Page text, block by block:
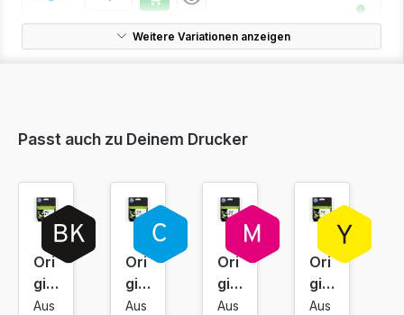
22,45 €
22,45 €
Weitere Variationen anzeigen
Passt auch zu Deinem Drucker
Ori
gin
al
Aus
Ori
gin
al
Aus
Ori
gin
al
Aus
Ori
gin
al
Aus